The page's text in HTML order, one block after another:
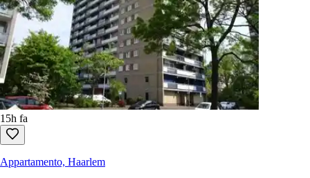
15h fa
Appartamento, Haarlem